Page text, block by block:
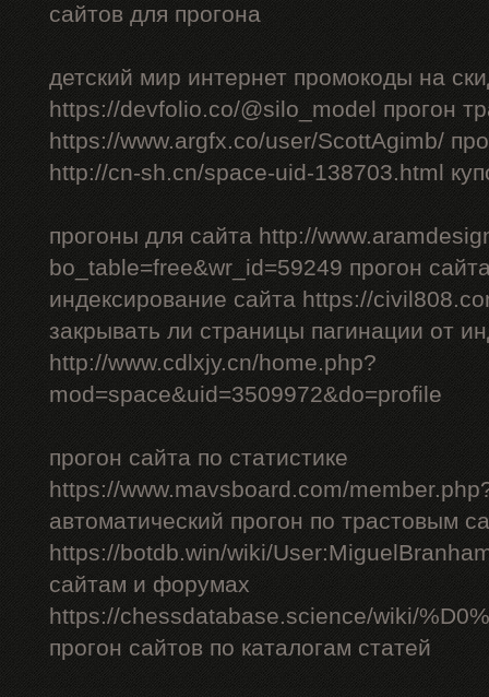
сайтов для прогона
детский мир интернет промокоды на
https://devfolio.co/@silo_model прогон
https://www.argfx.co/user/ScottAgimb/
http://cn-sh.cn/space-uid-138703.html
прогоны для сайта http://
bo_table=free&wr_id=59249 прогон
индексирование сайта https://
закрывать ли страницы пагинации от
http://www.cdlxjy.cn/home.php?
mod=space&uid=3509972&do=profile
прогон сайта по статистике
https://www.mavsboard.com/
автоматический прогон по трастовым
https://botdb.win/wiki/
сайтам и форумах
https://chessdatabase.science/wiki/
прогон сайтов по каталогам статей